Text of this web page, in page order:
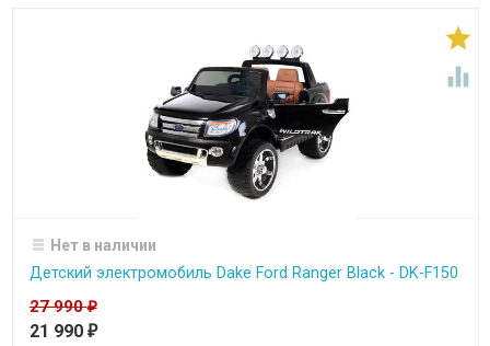


Нет в наличии
Детский электромобиль Dake Ford Ranger Black - DK-F150
27 990₽
21 990 ₽